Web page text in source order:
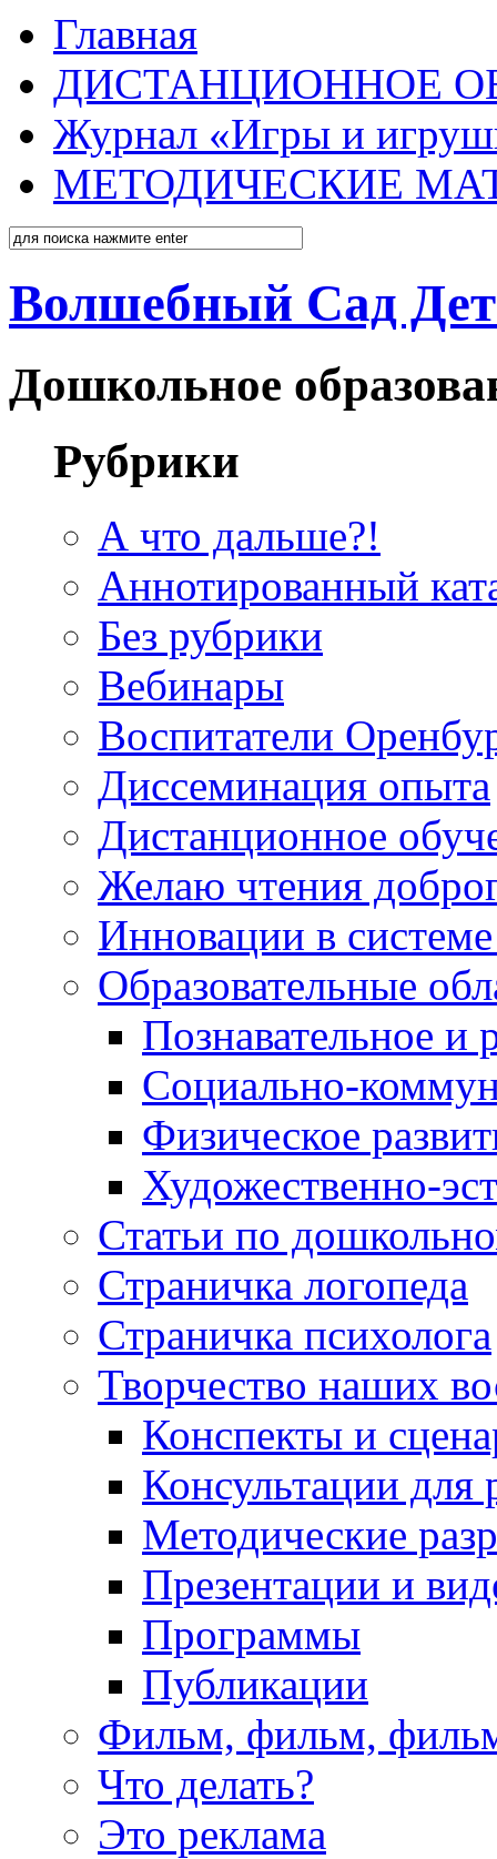
Главная
ДИСТАНЦИОННОЕ
Журнал «Игры и
МЕТОДИЧЕСКИЕ
Волшебный Сад
Дошкольное
Рубрики
А что дальше?!
Аннотированный
Без рубрики
Вебинары
Воспитатели
Диссеминация опыта
Дистанционное
Желаю чтения
Инновации в
Образовательные
Познавательное и
Социально-
Физическое
Художественно-
Статьи по
Страничка логопеда
Страничка психолога
Творчество наших
Конспекты и
Консультации для
Методические
Презентации и
Программы
Публикации
Фильм, фильм,
Что делать?
Это реклама